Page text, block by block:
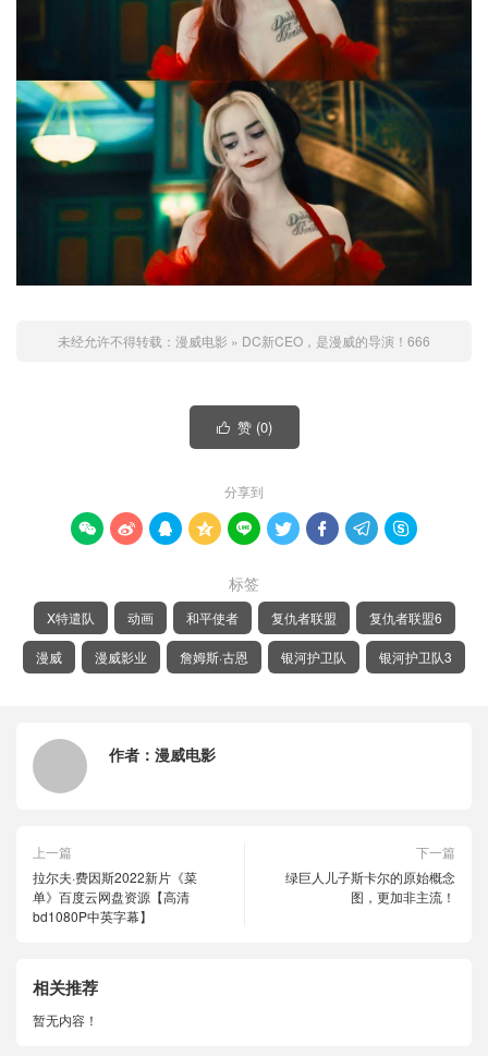
未经允许不得转载： 漫威电影 » DC新CEO，是漫威的导演！666
 赞 (0)
分享到
        
标签
X特遣队 动画 和平使者 复仇者联盟 复仇者联盟6
漫威 漫威影业 詹姆斯·古恩 银河护卫队 银河护卫队3
作者： 漫威电影
上一篇
拉尔夫·费因斯2022新片《菜
单》百度云网盘资源【高清
bd1080P中英字幕】
下一篇
绿巨人儿子斯卡尔的原始概念
图，更加非主流！
相关推荐
暂无内容！